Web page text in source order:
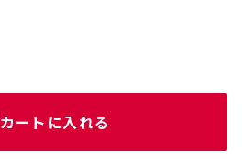
カートに入れる